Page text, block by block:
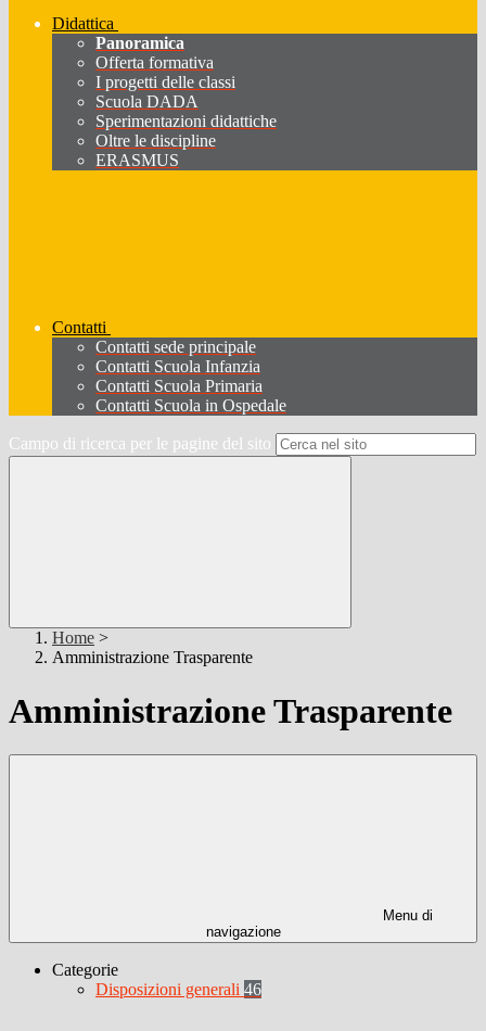
Didattica
Panoramica
Offerta formativa
I progetti delle classi
Scuola DADA
Sperimentazioni didattiche
Oltre le discipline
ERASMUS
Contatti
Contatti sede principale
Contatti Scuola Infanzia
Contatti Scuola Primaria
Contatti Scuola in Ospedale
Campo di ricerca per le pagine del sito
Home >
Amministrazione Trasparente
Amministrazione Trasparente
Menu di
navigazione
Categorie
Disposizioni generali 46